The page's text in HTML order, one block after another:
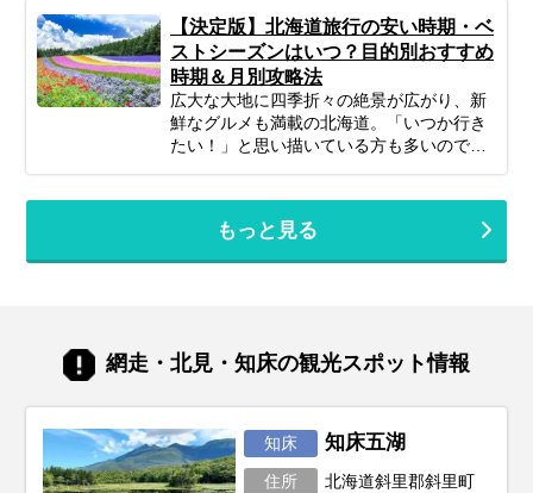
る北海道旅行を実現しましょう♪
な自然、美味しいグルメ、心癒される景色
をたっぷり楽しむことは可能です！この記
事では、忙しいあなたのために、2泊3日の
北海道旅行を最大限に楽しむための計画の
立て方から、エリア別の魅力、旅を充実さ
せるための秘訣まで、ぎゅっと凝縮してお
届けします。あなただけの特別な北海道旅
行を実現するためのヒントを見つけて、最
【決定版】北海道旅行の安い時期・ベ
ストシーズンはいつ？目的別おすすめ
時期＆月別攻略法
広大な大地に四季折々の絶景が広がり、新
鮮なグルメも満載の北海道。「いつか行き
たい！」と思い描いている方も多いのでは
シーズンはいつ？」と迷ってしまいますよ
ね。北海道は訪れる季節によって、気候は
い！」という想いを叶えるためには、ベス
トシーズン選びがとても重要。この記事で
るコツまで、北海道旅行を120%楽しむた
めの情報をお届けします！
もっと見る
網走・北見・知床の観光スポット情報
知床 知床五湖
住所
北海道斜里郡斜里町